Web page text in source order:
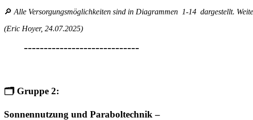
🔎 Alle Versorgungsmöglichkeiten sind in Diagrammen 1-14 dargestellt.
(Eric Hoyer, 24.07.2025)
-----------------------------
🗂️ Gruppe 2:
Sonnennutzung und Paraboltechnik –